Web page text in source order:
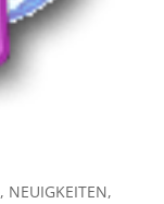
, NEUIGKEITEN,